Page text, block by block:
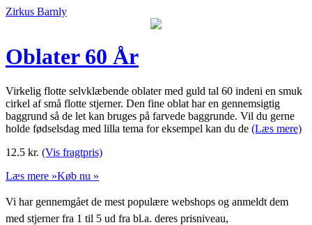
Zirkus Barnly
Oblater 60 År
Virkelig flotte selvklæbende oblater med guld tal 60 indeni en smuk
cirkel af små flotte stjerner. Den fine oblat har en gennemsigtig
baggrund så de let kan bruges på farvede baggrunde. Vil du gerne
holde fødselsdag med lilla tema for eksempel kan du de (Læs mere)
12.5 kr. (Vis fragtpris)
Læs mere »Køb nu »
Vi har gennemgået de mest populære webshops og anmeldt dem
med stjerner fra 1 til 5 ud fra bl.a. deres prisniveau,